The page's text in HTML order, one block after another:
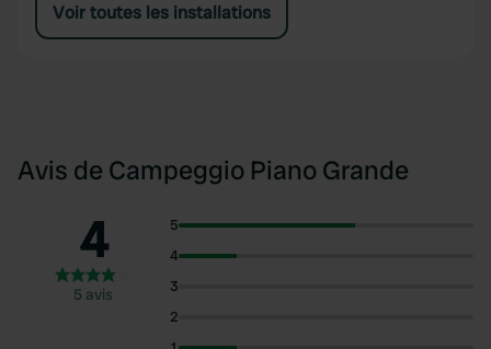
Voir toutes les installations
Avis de Campeggio Piano Grande
4
5 avis
5
4
3
2